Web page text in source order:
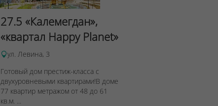
27.5 «Калемегдан»,
«квартал Happy Planet»
ул. Левина, 3
Готовый дом престиж-класса с
двухуровневыми квартирами!В доме
77 квартир метражом от 48 до 61
кв.м. ...